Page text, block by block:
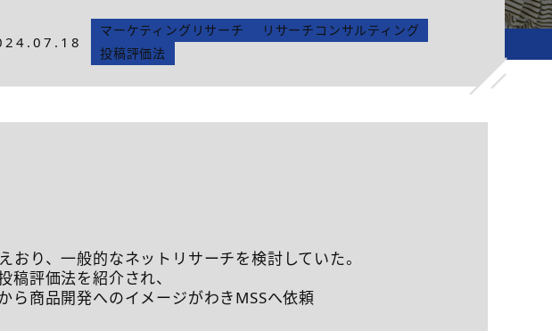
マーケティングリサーチ
リサーチコンサルティング
投稿評価法
り、一般的なネットリサーチを検討していた。
評価法を紹介され、
ら商品開発へのイメージがわきMSSへ依頼